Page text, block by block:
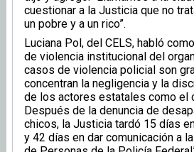
cuestionar a la Justicia que no
un pobre y a un rico”.
Luciana Pol, del CELS, habló
de violencia institucional del
casos de violencia policial son
concentran la negligencia y la
de los actores estatales como el
Después de la denuncia de
chicos, la Justicia tardó 15 días
y 42 días en dar comunicación a